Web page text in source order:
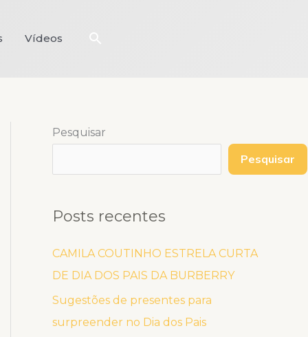
Vídeos Pesquisar
Pesquisar
Pesquisar
Posts recentes
CAMILA COUTINHO ESTRELA CURTA
DE DIA DOS PAIS DA BURBERRY
Sugestões de presentes para
surpreender no Dia dos Pais